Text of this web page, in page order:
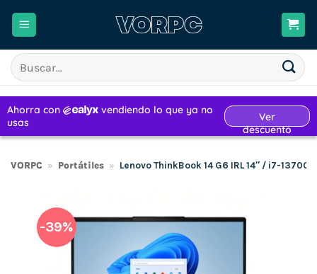
Buscar
por:
VORPC » Portátiles » Lenovo ThinkBook 14 G6 IRL 14″ / i7-
-39%